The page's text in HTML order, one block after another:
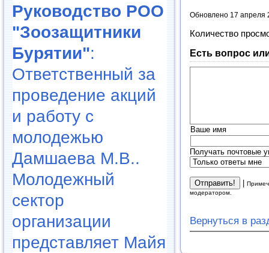
Руководство РОО
"Зоозащитники
Бурятии":
Ответственный за
проведение акций
и работу с
молодежью
Дамшаева М.В..
Молодежный
сектор
организации
представляет Майя
Обновлено 17 апреля
Количество
Есть вопрос
Ваше имя
Получать почтовые
|
модератором.
Вернуться в